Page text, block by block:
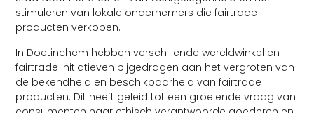
stimuleren van lokale ondernemers die fairtrade
producten verkopen.
In Doetinchem hebben verschillende wereldwinkel en
fairtrade initiatieven bijgedragen aan het vergroten van
de bekendheid en beschikbaarheid van fairtrade
producten. Dit heeft geleid tot een groeiende vraag van